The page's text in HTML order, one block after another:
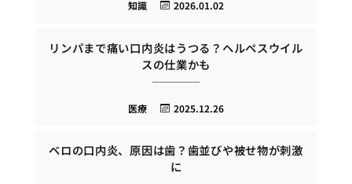
2026.01.02
知識
リンパまで痛い口内炎はうつる？ヘルペスウイル
スの仕業かも
2025.12.26
医療
ベロの口内炎、原因は歯？歯並びや被せ物が刺激
に